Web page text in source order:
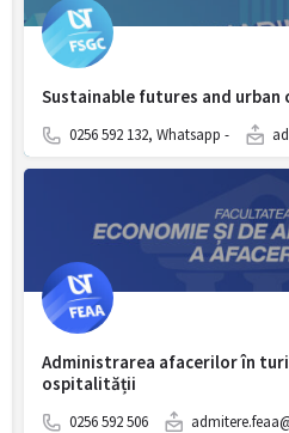
Sustainable futures and urban
0256 592 132, Whatsapp -
Administrarea afacerilor în
ospitalității
0256 592 506